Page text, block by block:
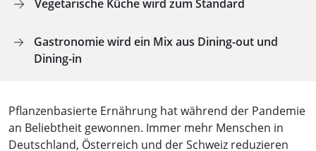
Vegetarische Küche wird zum Standard
Gastronomie wird ein Mix aus Dining-out und
Dining-in
Pflanzenbasierte Ernährung hat während der Pandemie
an Beliebtheit gewonnen. Immer mehr Menschen in
Deutschland, Österreich und der Schweiz reduzieren